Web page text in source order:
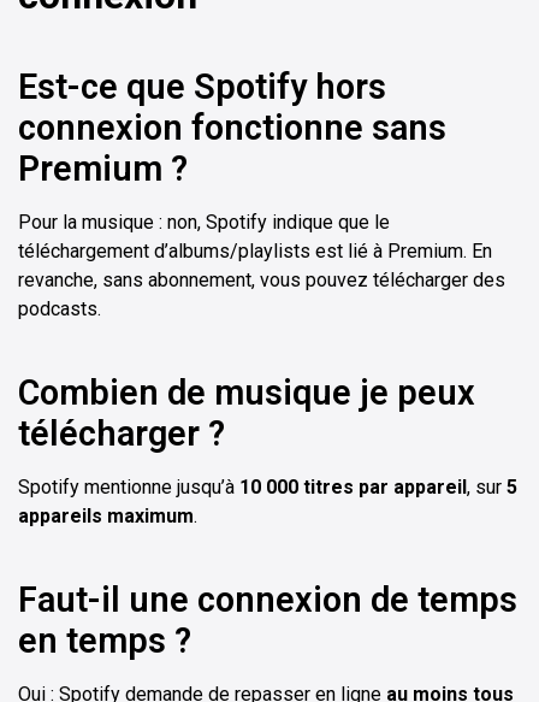
Est-ce que Spotify hors
connexion fonctionne sans
Premium ?
Pour la musique : non, Spotify indique que le
téléchargement d’albums/playlists est lié à Premium. En
revanche, sans abonnement, vous pouvez télécharger des
podcasts.
Combien de musique je peux
télécharger ?
Spotify mentionne jusqu’à 10 000 titres par appareil, sur 5
appareils maximum.
Faut-il une connexion de temps
en temps ?
Oui : Spotify demande de repasser en ligne au moins tous